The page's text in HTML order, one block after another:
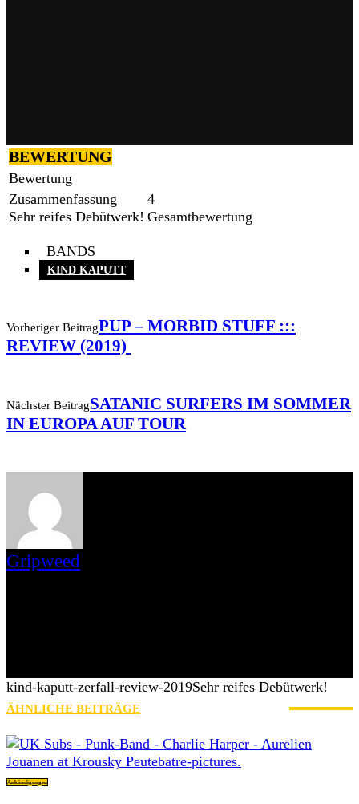
BEWERTUNG
Bewertung
Zusammenfassung
Sehr reifes Debütwerk!
4
Gesamtbewertung
BANDS
KIND KAPUTT
Vorheriger BeitragPUP – MORBID STUFF :::
REVIEW (2019)
Nächster BeitragSATANIC SURFERS IM SOMMER
IN EUROPA AUF TOUR
Gripweed
kind-kaputt-zerfall-review-2019Sehr reifes Debütwerk!
ÄHNLICHE BEITRÄGE
Ankündigungen